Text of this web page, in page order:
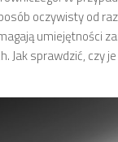
oczywisty od
umiejętności
Jak sprawdzić, czy